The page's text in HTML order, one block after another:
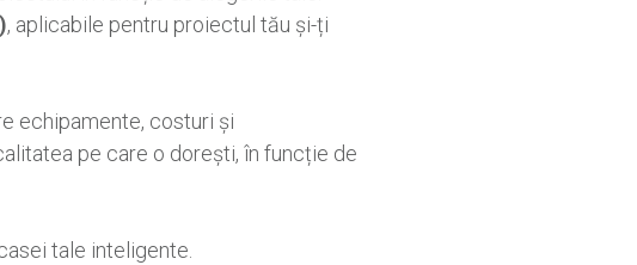
, aplicabile pentru proiectul tău și-ți
echipamente, costuri și
pe care o dorești, în funcție de
tale inteligente.